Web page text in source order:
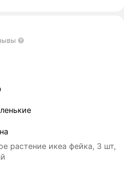
растение икеа фейка, 3 шт,